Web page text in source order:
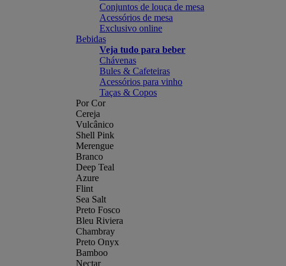
Conjuntos de louça de mesa
Acessórios de mesa
Exclusivo online
Bebidas
Veja tudo para beber
Chávenas
Bules & Cafeteiras
Acessórios para vinho
Taças & Copos
Por Cor
Cereja
Vulcânico
Shell Pink
Merengue
Branco
Deep Teal
Azure
Flint
Sea Salt
Preto Fosco
Bleu Riviera
Chambray
Preto Onyx
Bamboo
Nectar